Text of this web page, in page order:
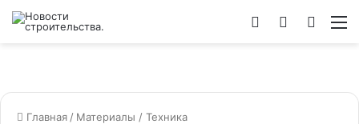
Switch
Войти
Главная / Материалы / Техника